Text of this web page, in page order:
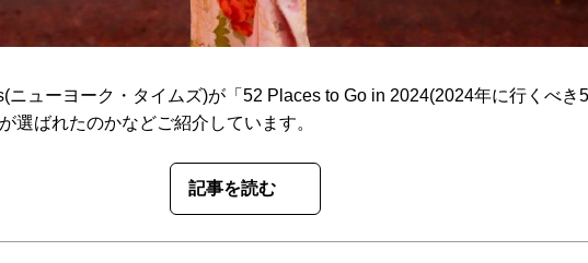
ューヨーク・タイムズ)が「52 Places to Go in 2024(2024年に行くべき
選ばれたのかなどご紹介しています。
記事を読む